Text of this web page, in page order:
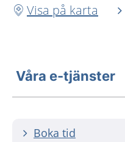
Visa på karta
Våra e-tjänster
Boka tid